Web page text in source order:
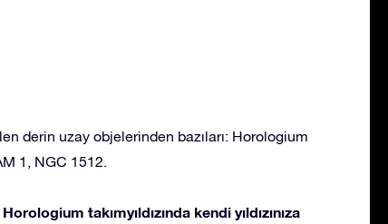
derin uzay objelerinden bazıları: Horologium
1, NGC 1512.
takımyıldızında kendi yıldızınıza